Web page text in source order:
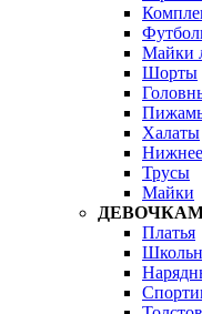
Майки
Шорты
Халаты
Нижнее
Трусы
Майки
Платья